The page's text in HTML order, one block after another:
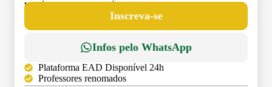
MATRÍCULA:
Inscreva-se
Infos pelo WhatsApp
Plataforma EAD Disponível 24h
Professores renomados